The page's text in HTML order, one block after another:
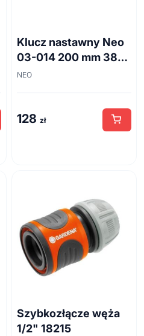
Klucz nastawny Neo
03-014 200 mm 38
mm
NEO
128 zł
Szybkozłącze węża
1/2" 18215